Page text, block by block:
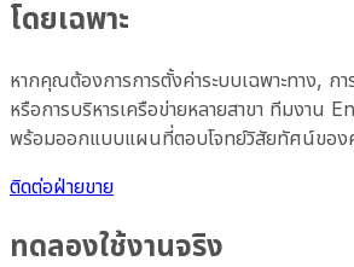
โดยเฉพาะ
หากคุณต้องการการตั้งค่าระบบเฉพาะทาง, ก
หรือการบริหารเครือข่ายหลายสาขา ทีมงาน
พร้อมออกแบบแผนที่ตอบโจทย์วิสัยทัศน์ขอ
ติดต่อฝ่ายขาย
ทดลองใช้งานจริง